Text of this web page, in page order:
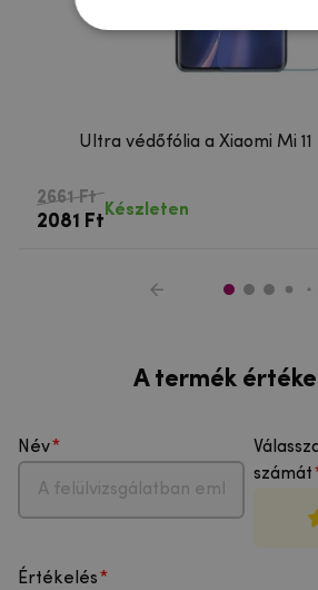
Ultra védőfólia a Xiaomi Mi
2661 Ft
2081 Ft
Készleten
A termék
Név
számát
Értékelés